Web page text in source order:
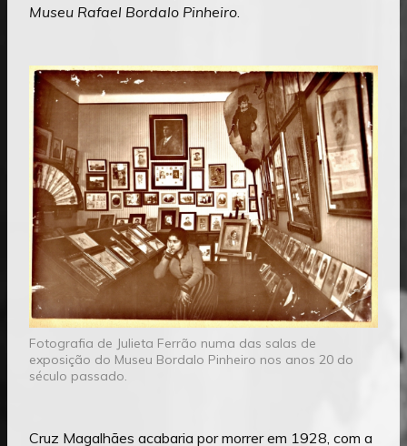
Museu Rafael Bordalo Pinheiro
Fotografia de Julieta Ferrão numa das salas de
exposição do Museu Bordalo Pinheiro nos anos 20 do
século passado.
Cruz Magalhães acabaria por morrer em 1928, com a